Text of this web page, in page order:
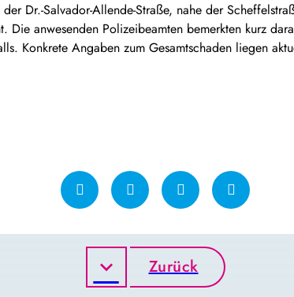
Dr.-Salvador-Allende-Straße, nahe der
Die anwesenden Polizeibeamten bemerkten kurz
Konkrete Angaben zum Gesamtschaden liegen
Zurück